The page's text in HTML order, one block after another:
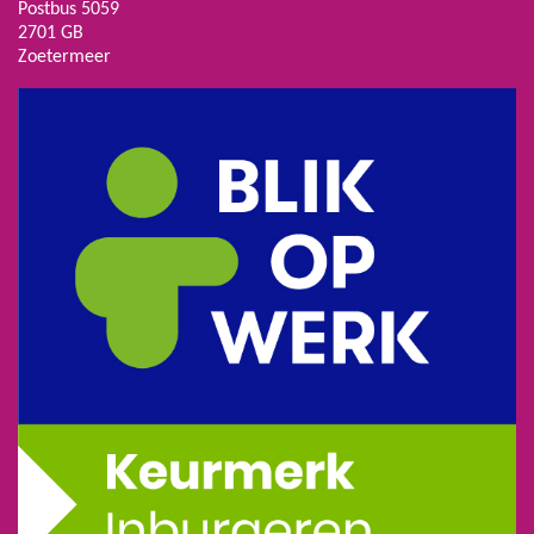
Postbus 5059
2701 GB
Zoetermeer